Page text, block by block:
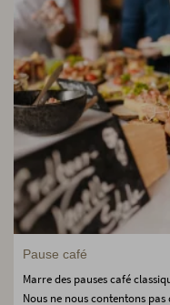
Pause café
Marre des pauses café
Nous ne nous contentons